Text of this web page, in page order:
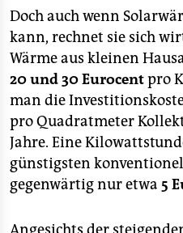
Doch auch wenn
kann, rechnet sie sich
Wärme aus kleinen
20 und 30 Eurocentpro
man die
pro Quadratmeter
Jahre. Eine
günstigsten
gegenwärtig nur etwa 5